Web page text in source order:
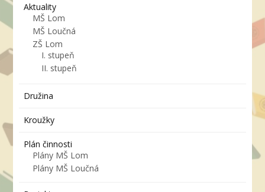
Aktuality
MŠ Lom
MŠ Loučná
ZŠ Lom
I. stupeň
II. stupeň
Družina
Kroužky
Plán činnosti
Plány MŠ Lom
Plány MŠ Loučná